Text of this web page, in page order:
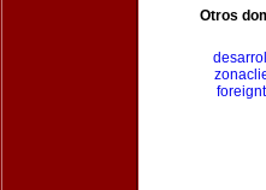
Otros